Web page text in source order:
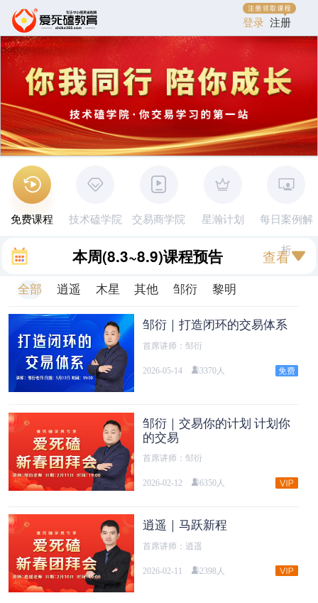
登录 注册
免费课程 技术磕学院 交易商学院 星瀚计划 每日案例解
析
本周(8.3~8.9)课程预告 查看
全部 逍遥 木星 其他 邹衍 黎明
邹衍｜打造闭环的交易体系
首席讲师：邹衍
2026-05-14 3370人
邹衍｜交易你的计划 计划你
的交易
首席讲师：邹衍
2026-02-12 6350人
逍遥｜马跃新程
首席讲师：逍遥
2026-02-11 2398人